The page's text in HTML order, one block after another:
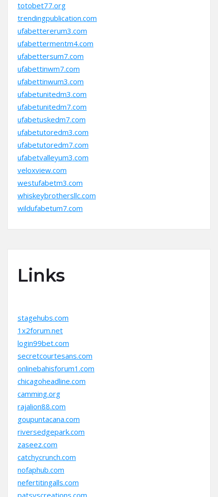
totobet77.org
trendingpublication.com
ufabettererum3.com
ufabettermentm4.com
ufabettersum7.com
ufabettinwm7.com
ufabettinwum3.com
ufabetunitedm3.com
ufabetunitedm7.com
ufabetuskedm7.com
ufabetutoredm3.com
ufabetutoredm7.com
ufabetvalleyum3.com
veloxview.com
westufabetm3.com
whiskeybrothersllc.com
wildufabetum7.com
Links
stagehubs.com
1x2forum.net
login99bet.com
secretcourtesans.com
onlinebahisforum1.com
chicagoheadline.com
camming.org
rajalion88.com
goupuntacana.com
riversedgepark.com
zaseez.com
catchycrunch.com
nofaphub.com
nefertitingalls.com
patsyscreations.com